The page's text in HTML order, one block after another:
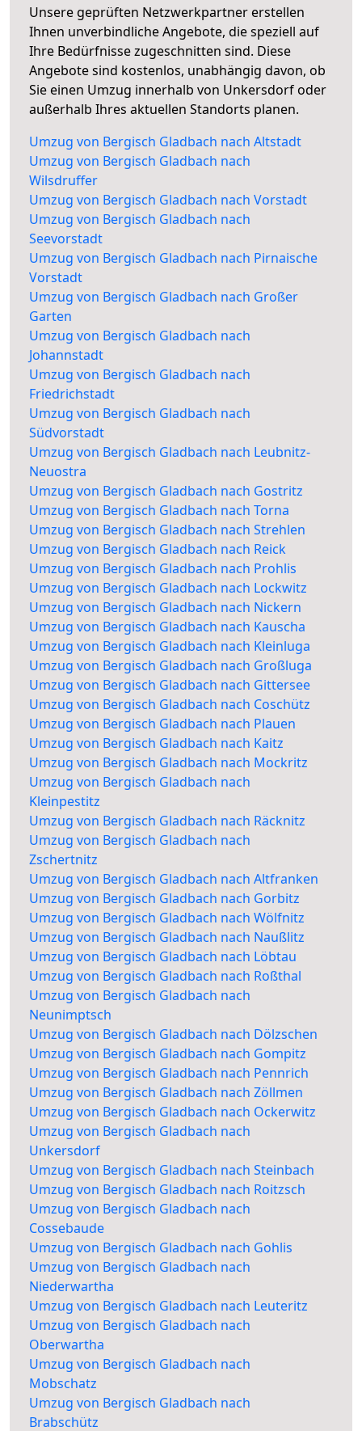
Unsere geprüften Netzwerkpartner erstellen
Ihnen unverbindliche Angebote, die speziell auf
Ihre Bedürfnisse zugeschnitten sind. Diese
Angebote sind kostenlos, unabhängig davon, ob
Sie einen Umzug innerhalb von Unkersdorf oder
außerhalb Ihres aktuellen Standorts planen.
Umzug von Bergisch Gladbach nach Altstadt
Umzug von Bergisch Gladbach nach
Wilsdruffer
Umzug von Bergisch Gladbach nach Vorstadt
Umzug von Bergisch Gladbach nach
Seevorstadt
Umzug von Bergisch Gladbach nach Pirnaische
Vorstadt
Umzug von Bergisch Gladbach nach Großer
Garten
Umzug von Bergisch Gladbach nach
Johannstadt
Umzug von Bergisch Gladbach nach
Friedrichstadt
Umzug von Bergisch Gladbach nach
Südvorstadt
Umzug von Bergisch Gladbach nach Leubnitz-
Neuostra
Umzug von Bergisch Gladbach nach Gostritz
Umzug von Bergisch Gladbach nach Torna
Umzug von Bergisch Gladbach nach Strehlen
Umzug von Bergisch Gladbach nach Reick
Umzug von Bergisch Gladbach nach Prohlis
Umzug von Bergisch Gladbach nach Lockwitz
Umzug von Bergisch Gladbach nach Nickern
Umzug von Bergisch Gladbach nach Kauscha
Umzug von Bergisch Gladbach nach Kleinluga
Umzug von Bergisch Gladbach nach Großluga
Umzug von Bergisch Gladbach nach Gittersee
Umzug von Bergisch Gladbach nach Coschütz
Umzug von Bergisch Gladbach nach Plauen
Umzug von Bergisch Gladbach nach Kaitz
Umzug von Bergisch Gladbach nach Mockritz
Umzug von Bergisch Gladbach nach
Kleinpestitz
Umzug von Bergisch Gladbach nach Räcknitz
Umzug von Bergisch Gladbach nach
Zschertnitz
Umzug von Bergisch Gladbach nach Altfranken
Umzug von Bergisch Gladbach nach Gorbitz
Umzug von Bergisch Gladbach nach Wölfnitz
Umzug von Bergisch Gladbach nach Naußlitz
Umzug von Bergisch Gladbach nach Löbtau
Umzug von Bergisch Gladbach nach Roßthal
Umzug von Bergisch Gladbach nach
Neunimptsch
Umzug von Bergisch Gladbach nach Dölzschen
Umzug von Bergisch Gladbach nach Gompitz
Umzug von Bergisch Gladbach nach Pennrich
Umzug von Bergisch Gladbach nach Zöllmen
Umzug von Bergisch Gladbach nach Ockerwitz
Umzug von Bergisch Gladbach nach
Unkersdorf
Umzug von Bergisch Gladbach nach Steinbach
Umzug von Bergisch Gladbach nach Roitzsch
Umzug von Bergisch Gladbach nach
Cossebaude
Umzug von Bergisch Gladbach nach Gohlis
Umzug von Bergisch Gladbach nach
Niederwartha
Umzug von Bergisch Gladbach nach Leuteritz
Umzug von Bergisch Gladbach nach
Oberwartha
Umzug von Bergisch Gladbach nach
Mobschatz
Umzug von Bergisch Gladbach nach
Brabschütz